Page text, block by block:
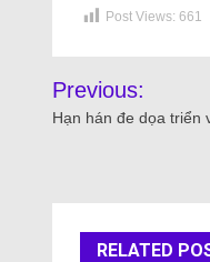
Post Views: 661
Previous:
Hạn hán đe dọa triển
RELATED